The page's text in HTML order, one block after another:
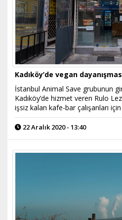
Kadıköy’de vegan
İstanbul Animal Save grubunun
Kadıköy’de hizmet veren Rulo
işsiz kalan kafe-bar çalışanları
22 Aralık 2020 - 13:40